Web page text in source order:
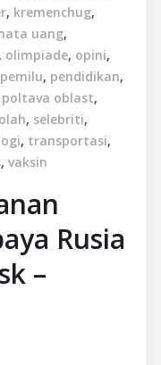
, kremenchug,
uang,
, olimpiade, opini,
pemilu, pendidikan,
poltava oblast,
, selebriti,
, transportasi,
, vaksin
Rusia
–